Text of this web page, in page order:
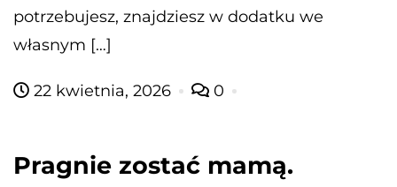
potrzebujesz, znajdziesz w dodatku we
własnym […]
22 kwietnia, 2026 0
Pragnie zostać mamą.